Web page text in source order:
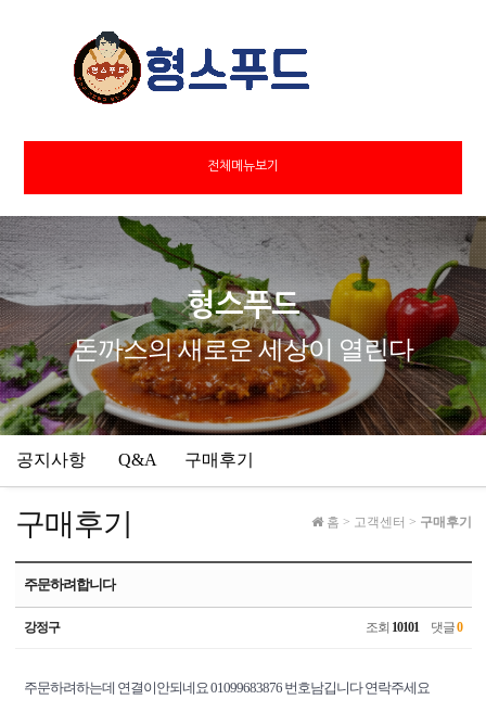
전체메뉴보기
형스푸드
돈까스의 새로운 세상이 열린다
공지사항 Q&A 구매후기
구매후기 홈 > 고객센터 > 구매후기
주문하려합니다
강정구 조회 10101댓글0
주문하려하는데 연결이안되네요 01099683876 번호남깁니다 연락주세요